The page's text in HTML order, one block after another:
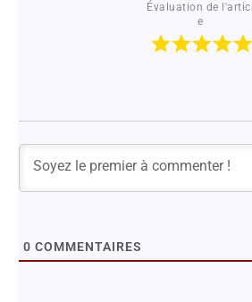
Évaluation de l'articl
e
0 COMMENTAIRES